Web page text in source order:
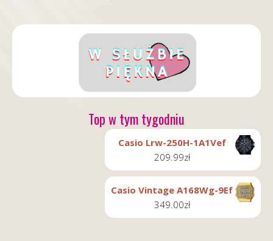
Top w tym tygodniu
Casio Lrw-250H-1A1Vef
209.99zł
Casio Vintage A168Wg-9Ef
349.00zł